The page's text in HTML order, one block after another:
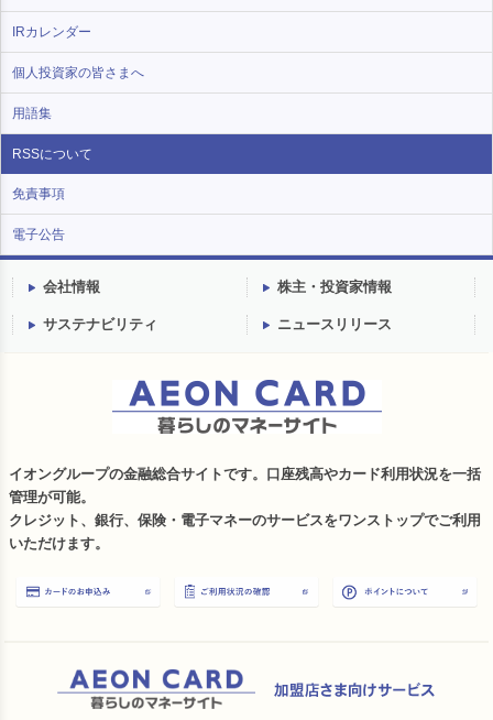
IRカレンダー
個人投資家の皆さまへ
用語集
RSSについて
免責事項
電子公告
会社情報 株主・投資家情報
サステナビリティ ニュースリリース
イオングループの金融総合サイトです。口座残高やカード利用状況を一括
管理が可能。
クレジット、銀行、保険・電子マネーのサービスをワンストップでご利用
いただけます。